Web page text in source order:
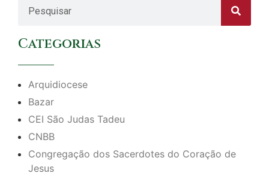
Categorias
Arquidiocese
Bazar
CEI São Judas Tadeu
CNBB
Congregação dos Sacerdotes do Coração de
Jesus